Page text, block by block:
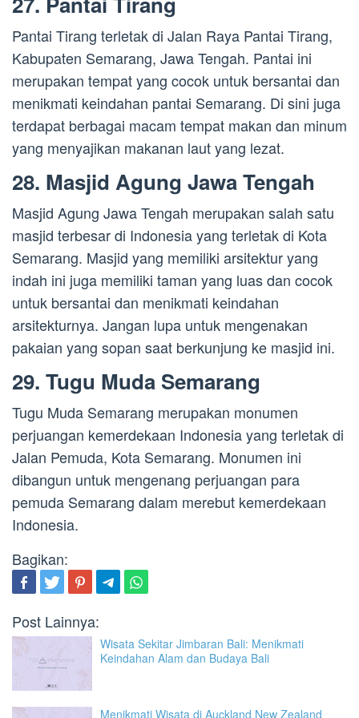
Pantai Tirang terletak di Jalan Raya Pantai Tirang,
Kabupaten Semarang, Jawa Tengah. Pantai ini
merupakan tempat yang cocok untuk bersantai dan
menikmati keindahan pantai Semarang. Di sini juga
terdapat berbagai macam tempat makan dan minum
yang menyajikan makanan laut yang lezat.
28. Masjid Agung Jawa Tengah
Masjid Agung Jawa Tengah merupakan salah satu
masjid terbesar di Indonesia yang terletak di Kota
Semarang. Masjid yang memiliki arsitektur yang
indah ini juga memiliki taman yang luas dan cocok
untuk bersantai dan menikmati keindahan
arsitekturnya. Jangan lupa untuk mengenakan
pakaian yang sopan saat berkunjung ke masjid ini.
29. Tugu Muda Semarang
Tugu Muda Semarang merupakan monumen
perjuangan kemerdekaan Indonesia yang terletak di
Jalan Pemuda, Kota Semarang. Monumen ini
dibangun untuk mengenang perjuangan para
pemuda Semarang dalam merebut kemerdekaan
Indonesia.
Bagikan:
Post Lainnya:
Wisata Sekitar Jimbaran Bali: Menikmati
Keindahan Alam dan Budaya Bali
Menikmati Wisata di Auckland New Zealand